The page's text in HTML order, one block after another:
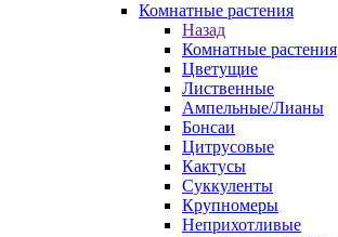
Комнатные растения
Назад
Комнатные растения
Цветущие
Лиственные
Ампельные/Лианы
Бонсаи
Цитрусовые
Кактусы
Суккуленты
Крупномеры
Неприхотливые